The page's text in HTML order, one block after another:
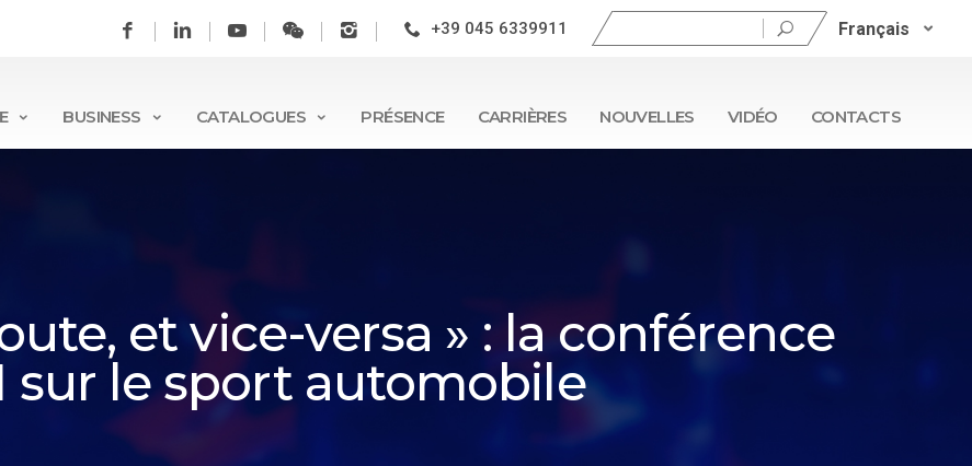
+39 045 6339911 Rechercher : Français
BUSINESS CATALOGUES PRÉSENCE CARRIÈRES NOUVELLES VIDÉO CONTACTS
et vice-versa » : la conférence
sur le sport automobile